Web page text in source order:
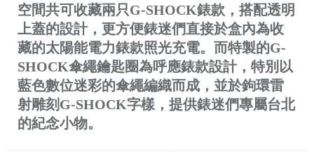
空間共可收藏兩只G-SHOCK錶款，搭配透明
上蓋的設計，更方便錶迷們直接於盒內為收
藏的太陽能電力錶款照光充電。而特製的G-
SHOCK傘繩鑰匙圈為呼應錶款設計，特別以
藍色數位迷彩的傘繩編織而成，並於鉤環雷
射雕刻G-SHOCK字樣，提供錶迷們專屬台北
的紀念小物。